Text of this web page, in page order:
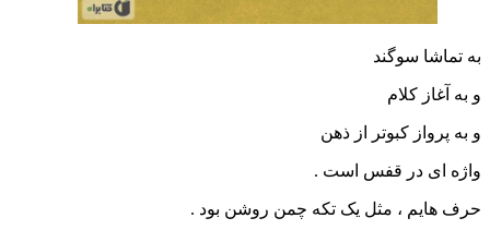
به تماشا سوگند
و به آغاز کلام
و به پرواز کبوتر از ذهن
واژه ای در قفس است .
حرف هایم ، مثل یک تکه چمن روشن بود .